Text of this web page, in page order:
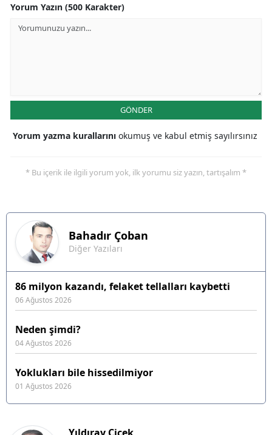
Yorum Yazın (500 Karakter)
GÖNDER
Yorum yazma kurallarını okumuş ve kabul etmiş sayılırsınız
* Bu içerik ile ilgili yorum yok, ilk yorumu siz yazın, tartışalım *
Bahadır Çoban
Diğer Yazıları
86 milyon kazandı, felaket tellalları kaybetti
06 Ağustos 2026
Neden şimdi?
04 Ağustos 2026
Yoklukları bile hissedilmiyor
01 Ağustos 2026
Yıldıray Çiçek